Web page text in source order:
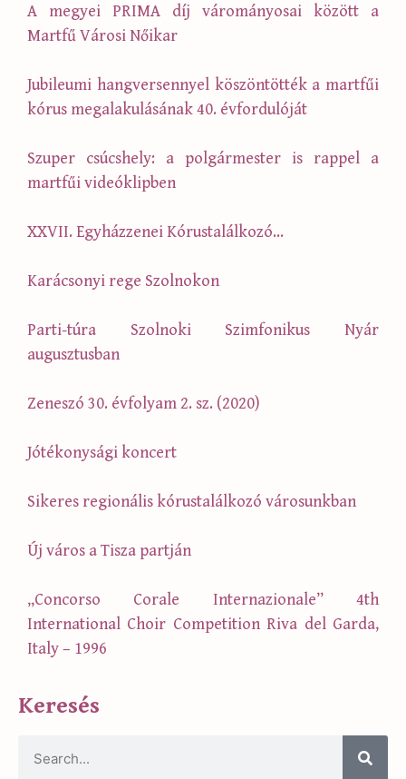
A megyei PRIMA díj várományosai között a
Martfű Városi Nőikar
Jubileumi hangversennyel köszöntötték a martfűi
kórus megalakulásának 40. évfordulóját
Szuper csúcshely: a polgármester is rappel a
martfűi videóklipben
XXVII. Egyházzenei Kórustalálkozó…
Karácsonyi rege Szolnokon
Parti-túra Szolnoki Szimfonikus Nyár
augusztusban
Zeneszó 30. évfolyam 2. sz. (2020)
Jótékonysági koncert
Sikeres regionális kórustalálkozó városunkban
Új város a Tisza partján
„Concorso Corale Internazionale” 4th
International Choir Competition Riva del Garda,
Italy – 1996
Keresés